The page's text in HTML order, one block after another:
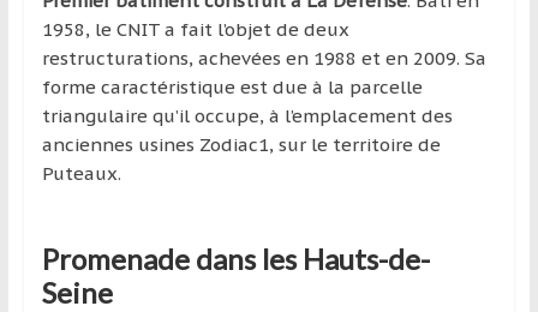
1958, le CNIT a fait l’objet de deux
restructurations, achevées en 1988 et en 2009. Sa
forme caractéristique est due à la parcelle
triangulaire qu’il occupe, à l’emplacement des
anciennes usines Zodiac1, sur le territoire de
Puteaux.
Promenade dans les Hauts-de-
Seine